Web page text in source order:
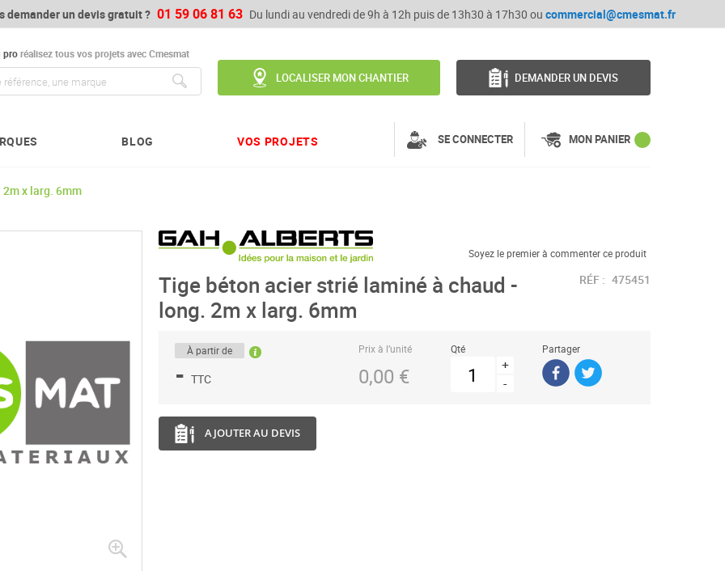
demander un devis gratuit ? 01 59 06 81 63 Du lundi au vendredi de 9h à 12h puis de 13h30 à 17h30 ou commercial@cmesmat.fr
proréalisez tous vos projets avec Cmesmat
LOCALISER MON CHANTIER DEMANDER UN DEVIS
BLOG VOS PROJETS SE CONNECTER MON PANIER
x larg. 6mm
Soyez le premier à commenter ce produit
Tige béton acier strié laminé à chaud -
long. 2m x larg. 6mm
RÉF : 475451
À partir de
- TTC
Prix à l’unité
0,00 €
Qté
+
-
Partager
AJOUTER AU DEVIS